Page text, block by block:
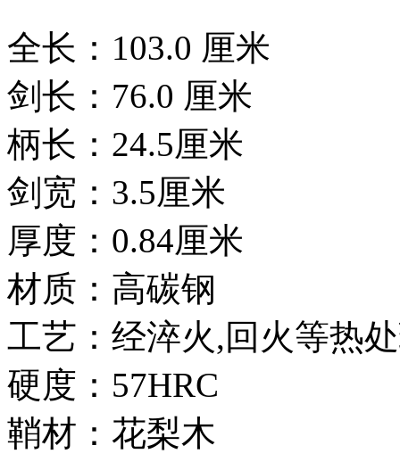
全长：103.0 厘米
剑长：76.0 厘米
柄长：24.5厘米
剑宽：3.5厘米
厚度：0.84厘米
材质：高碳钢
工艺：经淬火,回火等热
硬度：57HRC
鞘材：花梨木